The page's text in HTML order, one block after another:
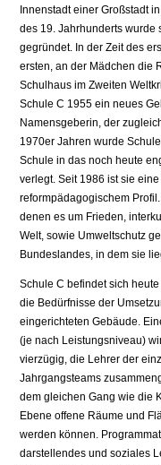
Innenstadt einer Großstadt
des 19. Jahrhunderts wurde
gegründet. In der Zeit des
ersten, an der Mädchen die
Schulhaus im Zweiten
Schule C 1955 ein neues
Namensgeberin, der
1970er Jahren wurde
Schule in das noch heute
verlegt. Seit 1986 ist sie
reformpädagogischem
denen es um Frieden,
Welt, sowie Umweltschutz
Bundeslandes, in dem sie
Schule C befindet sich
die Bedürfnisse der
eingerichteten Gebäude.
(je nach Leistungsniveau)
vierzügig, die Lehrer der
Jahrgangsteams
dem gleichen Gang wie die
Ebene offene Räume und
werden können.
darstellendes und soziales